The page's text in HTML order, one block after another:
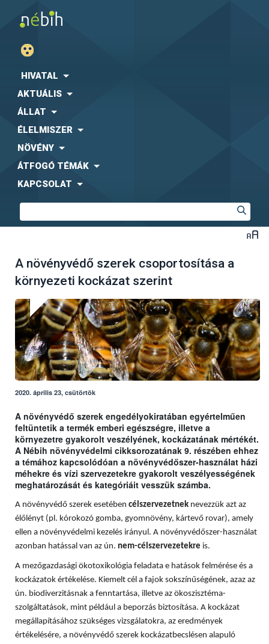
HIVATAL
AKTUÁLIS
ÁLLAT
ÉLELMISZER
NÖVÉNY
ÁTFOGÓ TÉMÁK
KAPCSOLAT
A növényvédő szerek csoportosítása a
környezeti kockázat szerint
2020. április 23, csütörtök
A növényvédő szerek engedélyokiratában egyértelműen
feltüntetik a termék emberi egészségre, illetve a
környezetre gyakorolt veszélyének, kockázatának mértékét.
A Nébih növényvédelmi cikksorozatának 9. részében ehhez
a témához kapcsolódóan a növényvédőszer-használat házi
méhekre és vízi szervezetekre gyakorolt veszélyességének
meghatározását és kategóriáit vesszük számba.
A növényvédő szerek esetében célszervezetnek nevezzük azt az
élőlényt (pl. kórokozó gomba, gyomnövény, kártevő rovar), amely
ellen a növényvédelmi kezelés irányul. A növényvédőszer-használat
azonban hatással van az ún. nem-célszervezetekre is.
A mezőgazdasági ökotoxikológia feladata e hatások felmérése és a
kockázatok értékelése. Kiemelt cél a fajok sokszínűségének, azaz az
ún. biodiverzitásnak a fenntartása, illetve az ökoszisztéma-
szolgáltatások, mint például a beporzás biztosítása. A kockázat
megállapításához szükséges vizsgálatokra, az eredmények
értékelésére, a növényvédő szerek kockázatbecslésen alapuló